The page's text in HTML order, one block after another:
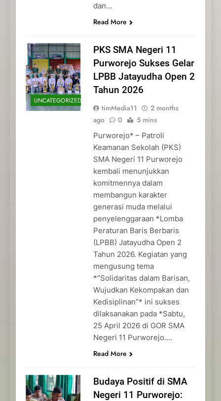
dan…
Read More
UNCATEGORIZED
PKS SMA Negeri 11
Purworejo Sukses Gelar
LPBB Jatayudha Open 2
Tahun 2026
timMedia11
2 months
ago
0 5 mins
Purworejo* – Patroli
Keamanan Sekolah (PKS)
SMA Negeri 11 Purworejo
kembali menunjukkan
komitmennya dalam
membangun karakter
generasi muda melalui
penyelenggaraan *Lomba
Peraturan Baris Berbaris
(LPBB) Jatayudha Open 2
Tahun 2026. Kegiatan yang
mengusung tema
*”Solidaritas dalam Barisan,
Wujudkan Kekompakan dan
Kedisiplinan”* ini sukses
dilaksanakan pada *Sabtu,
25 April 2026 di GOR SMA
Negeri 11 Purworejo….
Read More
Budaya Positif di SMA
Negeri 11 Purworejo: